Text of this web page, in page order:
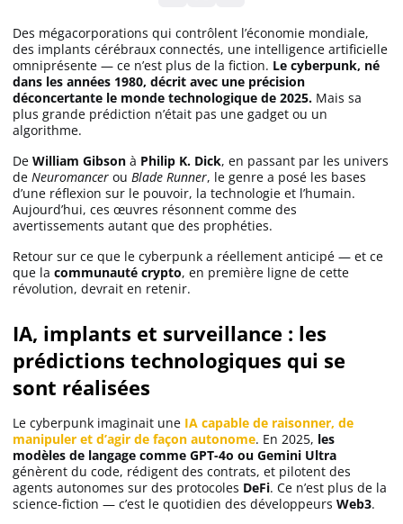
Solana (SOL)
Ripple (XRP)
Dogecoin (DOGE)
Binance Coin (BNB)
Trading
C’est quoi ?
Meilleur Broker
Apprendre
Indicateurs techniques
Des mégacorporations qui contrôlent l’économie mondiale,
des implants cérébraux connectés, une intelligence artificielle
omniprésente — ce n’est plus de la fiction. Le cyberpunk, né
dans les années 1980, décrit avec une précision
déconcertante le monde technologique de 2025. Mais sa
plus grande prédiction n’était pas une gadget ou un
algorithme.
De William Gibson à Philip K. Dick, en passant par les univers
de Neuromancer ou Blade Runner, le genre a posé les bases
d’une réflexion sur le pouvoir, la technologie et l’humain.
Aujourd’hui, ces œuvres résonnent comme des
avertissements autant que des prophéties.
Retour sur ce que le cyberpunk a réellement anticipé — et ce
que la communauté crypto, en première ligne de cette
révolution, devrait en retenir.
IA, implants et surveillance : les
prédictions technologiques qui se
sont réalisées
Le cyberpunk imaginait une IA capable de raisonner, de
manipuler et d’agir de façon autonome. En 2025, les
modèles de langage comme GPT-4o ou Gemini Ultra
génèrent du code, rédigent des contrats, et pilotent des
agents autonomes sur des protocoles DeFi. Ce n’est plus de la
science-fiction — c’est le quotidien des développeurs Web3.